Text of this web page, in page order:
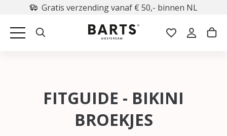
Retourneren binnen 30 dagen
FITGUIDE - BIKINI
BROEKJES